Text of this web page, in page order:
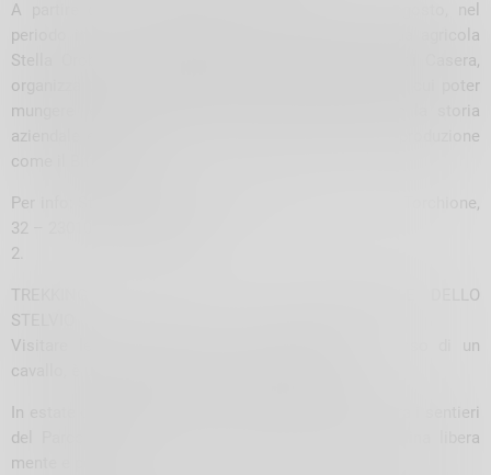
A partire dalla metà di luglio fino alla metà di agosto, nel
periodo in cui gli animali sono al pascolo, l’azienda agricola
Stella Orobica in Albosaggia, nei pressi del Lago di Casera,
organizza delle vere e proprie Giornate da Pastore, i cui poter
mungere le mucche, far bere i vitellini, conoscere la storia
aziendale e assaggiare i prodotti caseari di propria produzione
come il Bitto Dop.
Per info: Stella Orobica,
, Via Torchione,
32 – 23010 Albosaggia (SO).
2.
TREKKING A CAVALLO NEL PARCO NAZIONALE DELLO
STELVIO
Visitare le bellezze naturali della Valtellina, a dorso di un
cavallo, è un’esperienza unica e da non perdere.
In estate come in inverno, la passeggiata a cavallo tra i sentieri
del Parco Nazionale dello Stelvio e dell’Alta Valtellina libera
mente e polmoni.